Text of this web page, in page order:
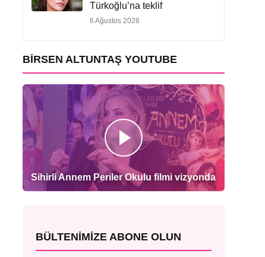
Türkoğlu’na teklif
6 Ağustos 2026
BIRSEN ALTUNTAŞ YOUTUBE
Sihirli Annem Periler Okulu filmi vizyonda
BÜLTENIMIZE ABONE OLUN